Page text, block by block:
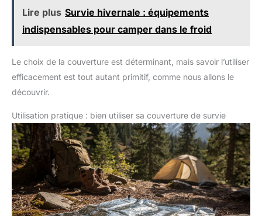
Lire plus Survie hivernale : équipements
indispensables pour camper dans le froid
Le choix de la couverture est déterminant, mais savoir l’utiliser
efficacement est tout autant primitif, comme nous allons le
découvrir.
Utilisation pratique : bien utiliser sa couverture de survie